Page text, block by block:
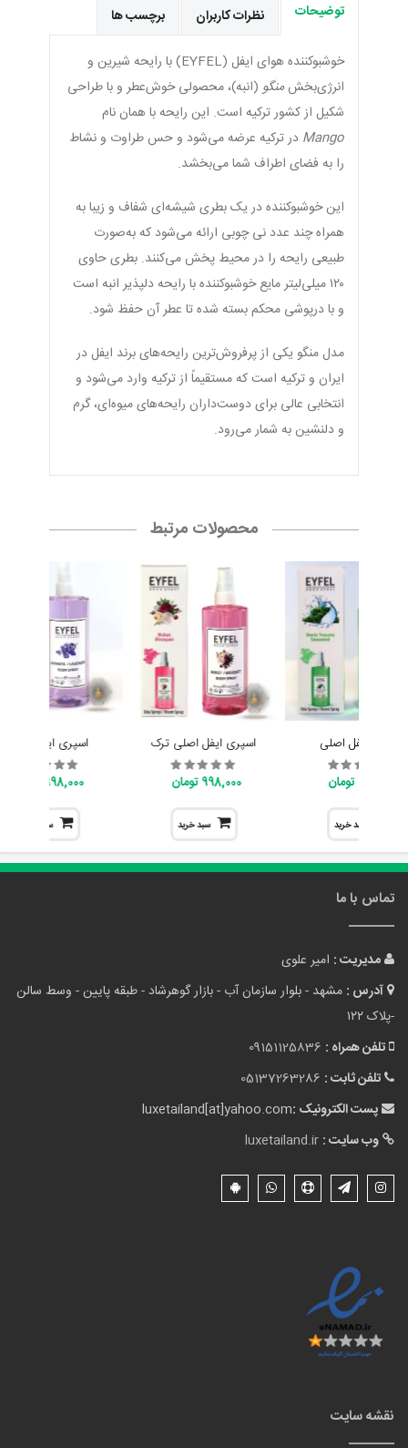
توضیحات نظرات کاربران برچسب ها
خوشبوکننده هوای ایفل (EYFEL) با رایحه شیرین و
انرژی‌بخش منگو(انبه)، محصولی خوش‌عطر و با طراحی
شکیل از کشور ترکیه است. این رایحه با همان نام
Mango در ترکیه عرضه می‌شود و حس طراوت و نشاط
را به فضای اطراف شما می‌بخشد.
این خوشبوکننده در یک بطری شیشه‌ای شفاف و زیبا به
همراه چند عدد نی چوبی ارائه می‌شود که به‌صورت
طبیعی رایحه را در محیط پخش می‌کنند. بطری حاوی
۱۲۰ میلی‌لیتر مایع خوشبوکننده با رایحه دلپذیر انبه است
و با درپوشی محکم بسته شده تا عطر آن حفظ شود.
مدل منگو یکی از پرفروش‌ترین رایحه‌های برند ایفل در
ایران و ترکیه است که مستقیماً از ترکیه وارد می‌شود و
انتخابی عالی برای دوست‌داران رایحه‌های میوه‌ای، گرم
و دلنشین به شمار می‌رود.
محصولات مرتبط
اسپری ایفل اصلی
سبد خرید
اسپری ایفل اصلی ترک
998,000 تومان
سبد خرید
اسپری ایفل اصلی
998,000 تومان
سبد خرید
تماس با ما
مدیریت : امیر علوی
آدرس : مشهد - بلوار سازمان آب - بازار گوهرشاد - طبقه پایین - وسط سالن
-پلاک ۱۲۲
تلفن همراه : 09151125836
تلفن ثابت : 05137263286
پست الکترونیک :luxetailand[at]yahoo.com
وب سایت : luxetailand.ir
نقشه سایت